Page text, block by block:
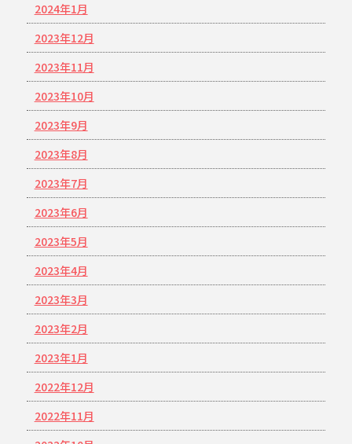
2024年1月
2023年12月
2023年11月
2023年10月
2023年9月
2023年8月
2023年7月
2023年6月
2023年5月
2023年4月
2023年3月
2023年2月
2023年1月
2022年12月
2022年11月